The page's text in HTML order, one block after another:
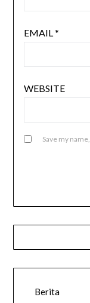
EMAIL *
WEBSITE
Save my
Berita